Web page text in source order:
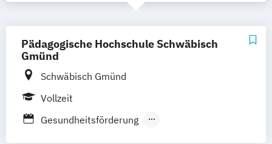
Pädagogische Hochschule Schwäbisch
Gmünd
Schwäbisch Gmünd
Vollzeit
Gesundheitsförderung